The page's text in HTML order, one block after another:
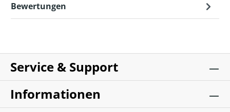
Bewertungen
Service & Support
Informationen